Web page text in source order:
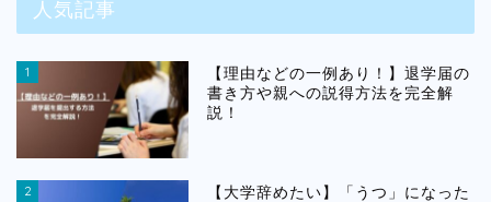
人気記事
1
【理由などの一例あり！】退学届の
書き方や親への説得方法を完全解
説！
2
【大学辞めたい】「うつ」になった